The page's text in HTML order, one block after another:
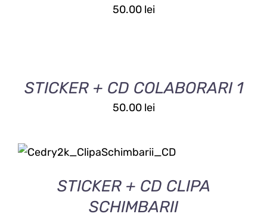
50.00 lei
DETALII
STICKER + CD COLABORARI 1
50.00 lei
ADAUGĂ ÎN COȘ
/
DETALII
STICKER + CD CLIPA
SCHIMBARII